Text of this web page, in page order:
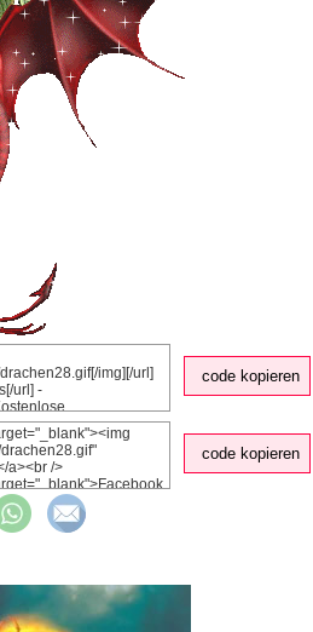
code kopieren
code kopieren